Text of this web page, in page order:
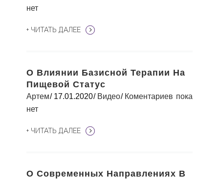
нет
+ ЧИТАТЬ ДАЛЕЕ
О Влиянии Базисной Терапии На
Пищевой Статус
Артем 17.01.2020 Видео
Коментариев пока
нет
+ ЧИТАТЬ ДАЛЕЕ
О Современных Направлениях В